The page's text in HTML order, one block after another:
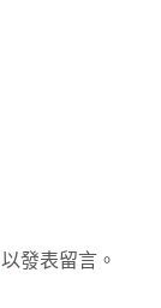
以發表留言。